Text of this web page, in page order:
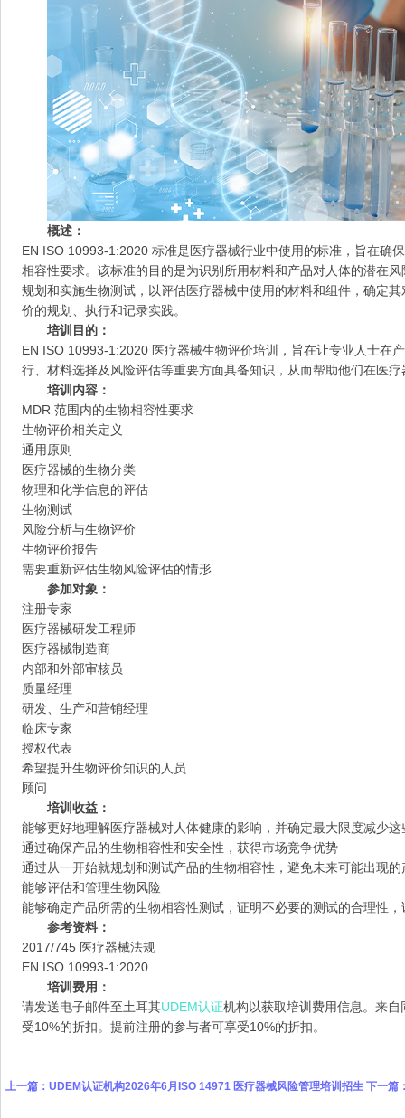
概述：
EN ISO 10993-1:2020 标准是医疗器械行业中使用的标准，旨在确
相容性要求。该标准的目的是为识别所用材料和产品对人体的潜在
规划和实施生物测试，以评估医疗器械中使用的材料和组件，确定
价的规划、执行和记录实践。
培训目的：
EN ISO 10993-1:2020 医疗器械生物评价培训，旨在让专业人士在
行、材料选择及风险评估等重要方面具备知识，从而帮助他们在医
培训内容：
MDR 范围内的生物相容性要求
生物评价相关定义
通用原则
医疗器械的生物分类
物理和化学信息的评估
生物测试
风险分析与生物评价
生物评价报告
需要重新评估生物风险评估的情形
参加对象：
注册专家
医疗器械研发工程师
医疗器械制造商
内部和外部审核员
质量经理
研发、生产和营销经理
临床专家
授权代表
希望提升生物评价知识的人员
顾问
培训收益：
能够更好地理解医疗器械对人体健康的影响，并确定最大限度减少
通过确保产品的生物相容性和安全性，获得市场竞争优势
通过从一开始就规划和测试产品的生物相容性，避免未来可能出现
能够评估和管理生物风险
能够确定产品所需的生物相容性测试，证明不必要的测试的合理性
参考资料：
2017/745 医疗器械法规
EN ISO 10993-1:2020
培训费用：
请发送电子邮件至土耳其UDEM认证机构以获取培训费用信息。来
受10%的折扣。提前注册的参与者可享受10%的折扣。
上一篇： UDEM认证机构2026年6月ISO 14971 医疗器械风险管理培训招生 下一篇